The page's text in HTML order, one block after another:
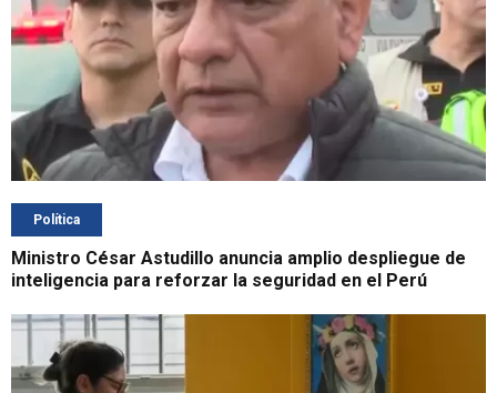
Política
Ministro César Astudillo anuncia amplio despliegue de
inteligencia para reforzar la seguridad en el Perú